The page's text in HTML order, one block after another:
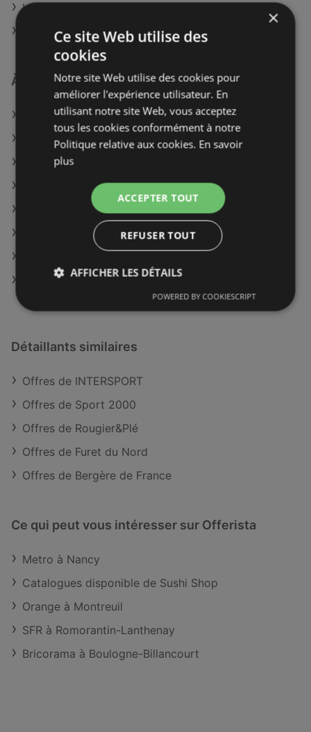
La Boite Noire du Musicien à Pamiers
La Boite Noire du Musicien à Forcalquier
À découvrir aussi
Offres de INTERSPORT
Offres de Majuscule
Catalogues disponible de Cigusto
Catalogues disponible de Bergère de France
Catalogues disponible de SAC EPSE JOUECLUB
Catalogues disponible de Sport 2000
Magasins La Boite Noire du Musicien dans la région
Détaillants similaires
Offres de INTERSPORT
Offres de Sport 2000
Offres de Rougier&Plé
Offres de Furet du Nord
Offres de Bergère de France
Ce qui peut vous intéresser sur Offerista
Metro à Nancy
Catalogues disponible de Sushi Shop
Orange à Montreuil
SFR à Romorantin-Lanthenay
Bricorama à Boulogne-Billancourt
×
Ce site Web utilise des
cookies
Notre site Web utilise des cookies pour
améliorer l'expérience utilisateur. En
utilisant notre site Web, vous acceptez
tous les cookies conformément à notre
Politique relative aux cookies. En savoir
plus
ACCEPTER TOUT
REFUSER TOUT
AFFICHER LES DÉTAILS
POWERED BY COOKIESCRIPT